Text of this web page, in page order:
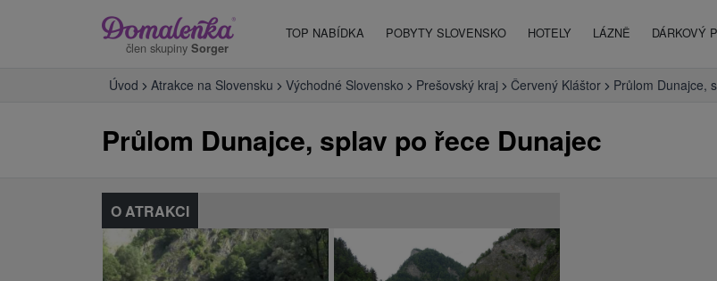
člen skupiny Sorger
TOP NABÍDKA POBYTY SLOVENSKO HOTELY LÁZNĚ DÁRKOVÝ
Úvod Atrakce na Slovensku Východné Slovensko Prešovský kraj Červený Kláštor Průlom Dunajce,
Průlom Dunajce, splav po řece Dunajec
O ATRAKCI